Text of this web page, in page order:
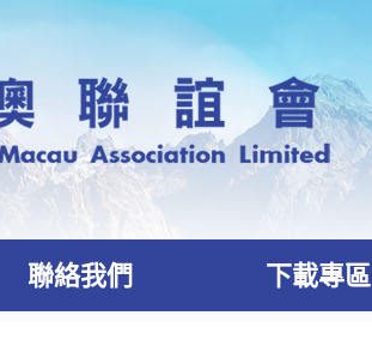
聯絡我們 下載專區